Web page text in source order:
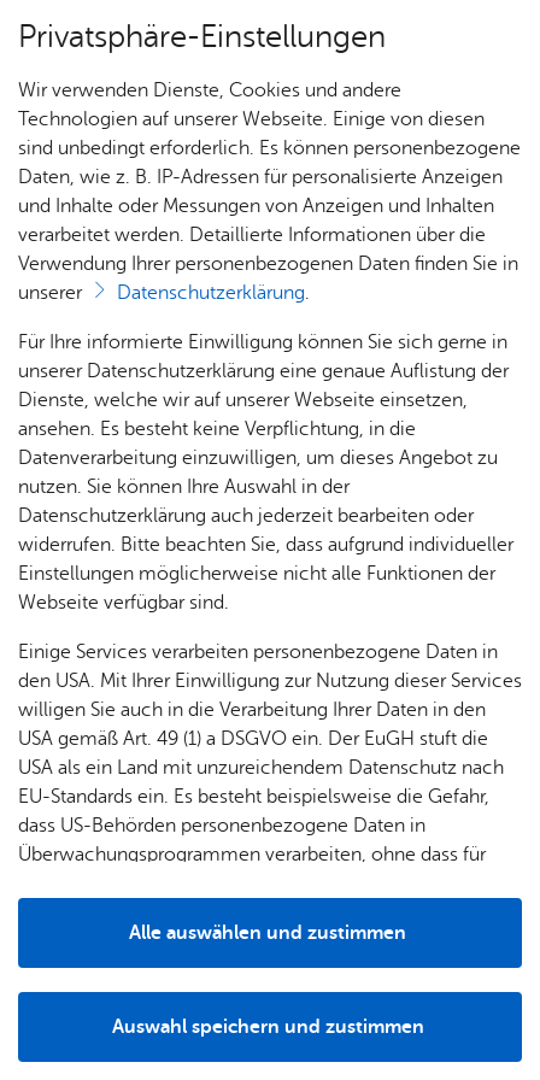
Heute
Orte
Ai­lin­ger Back­häus­le e. V.
Alle Ver­an­stal­tun­gen an die­sem Ver­an­stal­tungs­ort
Es wur­den keine Ver­an­stal­tun­gen ge­fun­den.
Ai­lin­ger Back­häus­le e. V.
Mül­ler­stra­ße 22
88045Fried­richs­ha­fen
Tel. +49 7541 583804
info@­‍­ailinger-backhäusle.­‍­de
Rou­ten­pla­ner star­ten
Alle Standorte anzeigen
Zu­rück
Privatsphäre-Einstellungen
Wir verwenden Dienste, Cookies und andere
Technologien auf unserer Webseite. Einige von diesen
sind unbedingt erforderlich. Es können personenbezogene
Daten, wie z. B. IP-Adressen für personalisierte Anzeigen
und Inhalte oder Messungen von Anzeigen und Inhalten
verarbeitet werden. Detaillierte Informationen über die
Verwendung Ihrer personenbezogenen Daten finden Sie in
unserer
Datenschutzerklärung.
Für Ihre informierte Einwilligung können Sie sich gerne in
unserer Datenschutzerklärung eine genaue Auflistung der
Dienste, welche wir auf unserer Webseite einsetzen,
ansehen. Es besteht keine Verpflichtung, in die
Datenverarbeitung einzuwilligen, um dieses Angebot zu
nutzen. Sie können Ihre Auswahl in der
Datenschutzerklärung auch jederzeit bearbeiten oder
widerrufen. Bitte beachten Sie, dass aufgrund individueller
Einstellungen möglicherweise nicht alle Funktionen der
Webseite verfügbar sind.
Einige Services verarbeiten personenbezogene Daten in
den USA. Mit Ihrer Einwilligung zur Nutzung dieser Services
willigen Sie auch in die Verarbeitung Ihrer Daten in den
USA gemäß Art. 49 (1) a DSGVO ein. Der EuGH stuft die
USA als ein Land mit unzureichendem Datenschutz nach
EU-Standards ein. Es besteht beispielsweise die Gefahr,
dass US-Behörden personenbezogene Daten in
Überwachungsprogrammen verarbeiten, ohne dass für
Auswahl speichern und zustimmen
Alle auswählen und zustimmen